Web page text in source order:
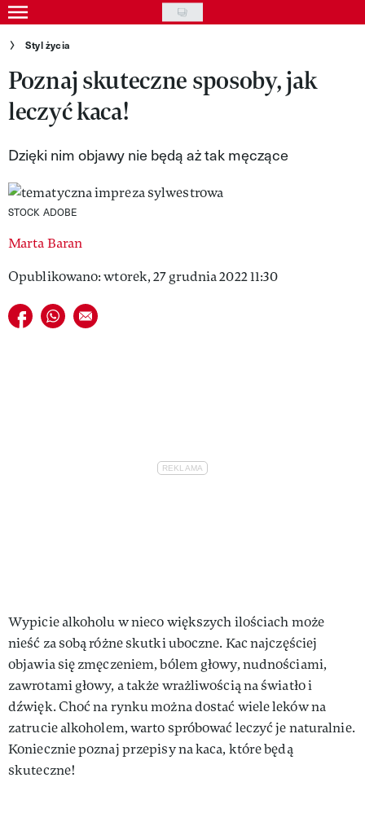
Skip
to
content
Gwiazdy
Ludzie
Moda
Kultura
Wideo
Nasze akcje
VIVA!ART
Styl życia
Poznaj skuteczne sposoby, jak
leczyć kaca!
Dzięki nim objawy nie będą aż tak męczące
STOCK ADOBE
Marta Baran
Opublikowano: wtorek, 27 grudnia 2022 11:30
Udostępnij na facebook
Udostępnij na whatsapp
E-mail do przyjaciela
Wypicie alkoholu w nieco większych ilościach może
nieść za sobą różne skutki uboczne. Kac najczęściej
objawia się zmęczeniem, bólem głowy, nudnościami,
zawrotami głowy, a także wrażliwością na światło i
dźwięk. Choć na rynku można dostać wiele leków na
zatrucie alkoholem, warto spróbować leczyć je naturalnie.
Koniecznie poznaj przepisy na kaca, które będą
skuteczne!